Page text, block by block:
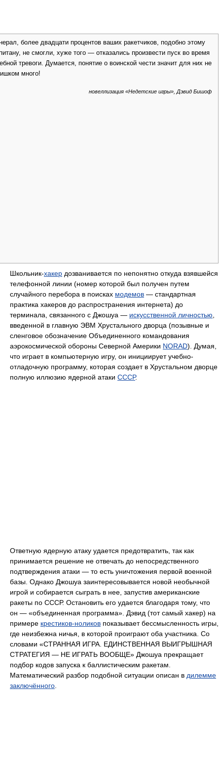
более двадцати процентов ваших ракетчиков, подобно этому
не смогли, хуже того — отказались произвести пуск во время
тревоги. Думается, понятие о воинской чести значит для них не
много!
новеллизация «Недетские игры», Дэвид Бишоф
Школьник-хакер дозванивается по непонятно откуда взявшейся
телефонной линии (номер которой был получен путем
случайного перебора в поисках модемов — стандартная
практика хакеров до распространения интернета) до
терминала, связанного с Джошуа — искусственной личностью
введенной в главную ЭВМ Хрустального дворца (позывные и
сленговое обозначение Объединенного командования
аэрокосмической обороны Северной Америки NORAD). Думая,
что играет в компьютерную игру, он инициирует учебно-
отладочную программу, которая создает в Хрустальном дворце
полную иллюзию ядерной атаки СССР.
Ответную ядерную атаку удается предотвратить, так как
принимается решение не отвечать до непосредственного
подтверждения атаки — то есть уничтожения первой военной
базы. Однако Джошуа заинтересовывается новой необычной
игрой и собирается сыграть в нее, запустив американские
ракеты по СССР. Остановить его удается благодаря тому, что
он — «объединенная программа». Дэвид (тот самый хакер) на
примере крестиков-ноликов показывает бессмысленность игры,
где неизбежна ничья, в которой проиграют оба участника. Со
словами «СТРАННАЯ ИГРА. ЕДИНСТВЕННАЯ ВЫИГРЫШНАЯ
СТРАТЕГИЯ — НЕ ИГРАТЬ ВООБЩЕ» Джошуа прекращает
подбор кодов запуска к баллистическим ракетам.
Математический разбор подобной ситуации описан в дилемме
заключённого